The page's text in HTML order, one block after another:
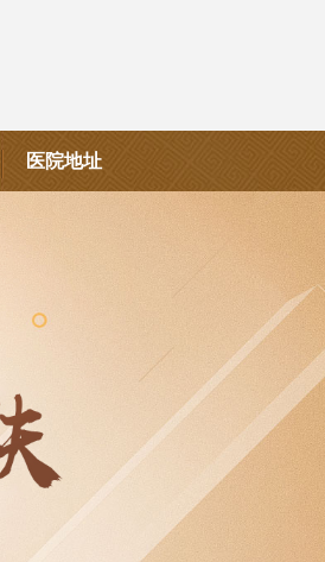
医院地址